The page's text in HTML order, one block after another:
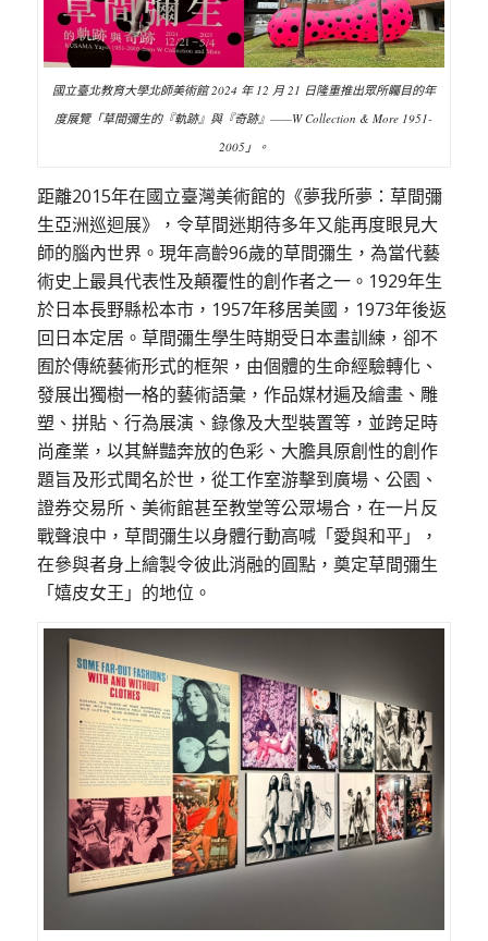
國立臺北教育大學北師美術館 2024 年 12 月 21 日隆重推出眾所矚目的年
度展覽「草間彌生的『軌跡』與『奇跡』——W Collection & More 1951-
2005」。
距離2015年在國立臺灣美術館的《夢我所夢：草間彌
生亞洲巡迴展》，令草間迷期待多年又能再度眼見大
師的腦內世界。 現年高齡96歲的草間彌生，為當代藝
術史上最具代表性及顛覆性的創作者之一。1929年生
於日本長野縣松本市，1957年移居美國，1973年後返
回日本定居。草間彌生學生時期受日本畫訓練，卻不
囿於傳統藝術形式的框架，由個體的生命經驗轉化、
發展出獨樹一格的藝術語彙，作品媒材遍及繪畫、雕
塑、拼貼、行為展演、錄像及大型裝置等，並跨足時
尚產業，以其鮮豔奔放的色彩、大膽具原創性的創作
題旨及形式聞名於世，從工作室游擊到廣場、公園、
證券交易所、美術館甚至教堂等公眾場合，在一片反
戰聲浪中，草間彌生以身體行動高喊「愛與和平」，
在參與者身上繪製令彼此消融的圓點，奠定草間彌生
「嬉皮女王」的地位。